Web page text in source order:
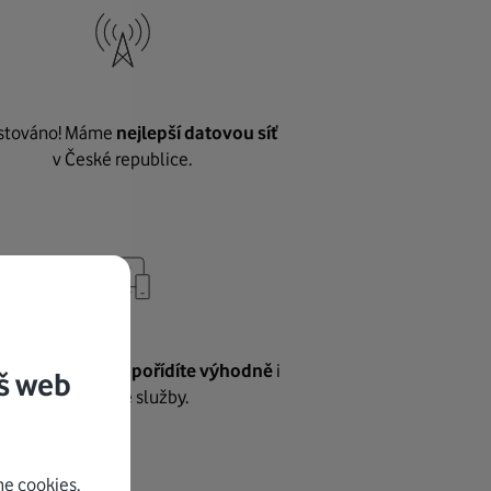
Máme nejlepší datovou síť
v České republice.
internetu pořídíte výhodněi
další naše služby.
web
cookies.